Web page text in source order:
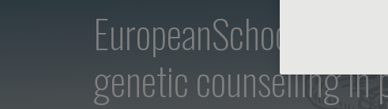
EuropeanSchoolof
genetic counselling in